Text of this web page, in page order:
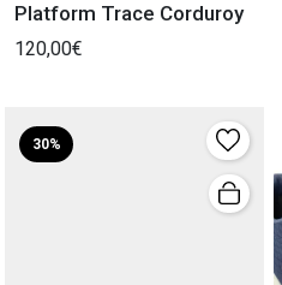
Platform Trace Corduroy
120,00€
30%